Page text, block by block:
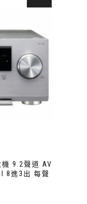
機 9.2聲道 AV
8進3出 每聲